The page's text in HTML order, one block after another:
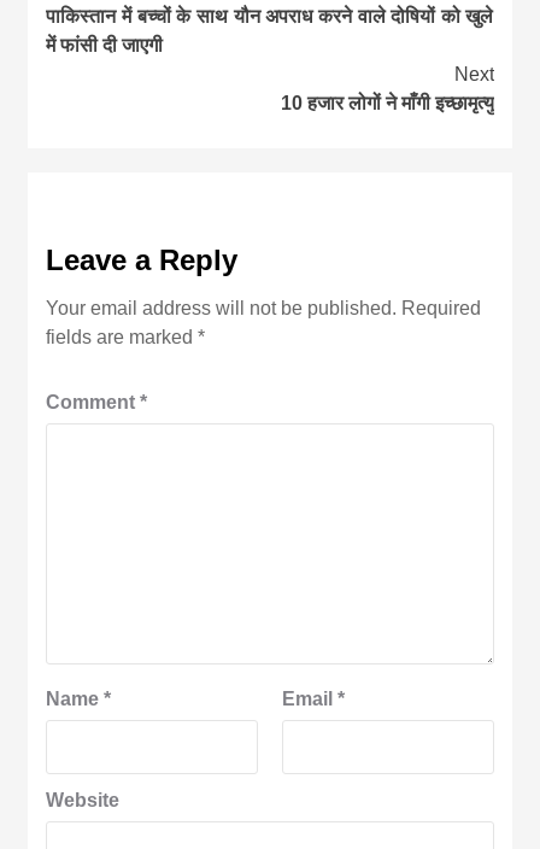
Reading
पाकिस्तान में बच्चों के साथ यौन अपराध करने वाले दोषियों को खुले
में फांसी दी जाएगी
Next
10 हजार लोगों ने माँगी इच्छामृत्यु
Leave a Reply
Your email address will not be published. Required
fields are marked*
Comment*
Name* Email *
Website